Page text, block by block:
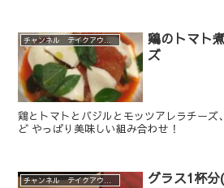
チャンネル テイクアウト、デリバリーメニュー
鶏のトマト
ズ
鶏とトマトとバジルとモッツアレラチーズ
ど やっぱり美味しい組み合わせ！
グラス1杯